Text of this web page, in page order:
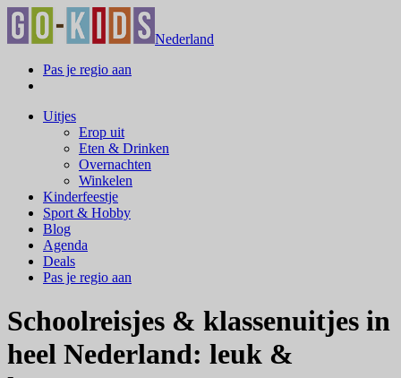
Nederland
Pas je regio aan
Uitjes
Erop uit
Eten & Drinken
Overnachten
Winkelen
Kinderfeestje
Sport & Hobby
Blog
Agenda
Deals
Pas je regio aan
Schoolreisjes & klassenuitjes in
heel Nederland: leuk &